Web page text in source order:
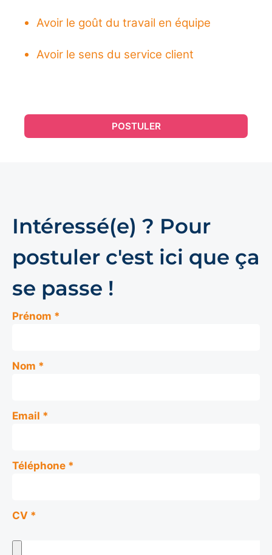
Avoir le goût du travail en équipe
Avoir le sens du service client
POSTULER
Intéressé(e) ? Pour
postuler c'est ici que ça
se passe !
Prénom *
Nom *
Email *
Téléphone *
CV *